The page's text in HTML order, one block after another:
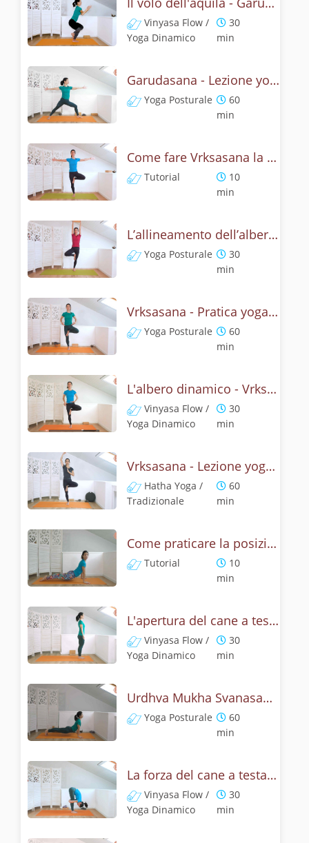
Vinyasa Flow /
Yoga Dinamico
30
min
Garudasana - Lezione yoga con la storia dell'aquila
Yoga Posturale
60
min
Come fare Vrksasana la posizione dell’albero? Tutorial
Tutorial
10
min
L’allineamento dell’albero - Yoga con Vrksasana
Yoga Posturale
30
min
Vrksasana - Pratica yoga con l'anatomia dell'albero
Yoga Posturale
60
min
L'albero dinamico - Vrksasana vinyasa flow
Vinyasa Flow /
Yoga Dinamico
30
min
Vrksasana - Lezione yoga con la storia dell'albero
Hatha Yoga /
Tradizionale
60
min
Come praticare la posizione del cane a testa su, Urdhva Mukha Svanasana? Tutorial
Tutorial
10
min
L'apertura del cane a testa in su - Yoga dinamico
Vinyasa Flow /
Yoga Dinamico
30
min
Urdhva Mukha Svanasana - Pratica yoga con l'anatomia del cane a testa on su
Yoga Posturale
60
min
La forza del cane a testa in su - Yoga Dinamico
Vinyasa Flow /
Yoga Dinamico
30
min